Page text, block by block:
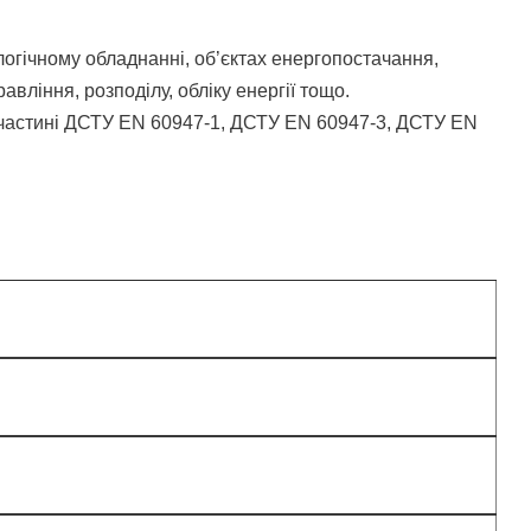
обладнанні, об’єктах енергопостачання,
розподілу, обліку енергії тощо.
частині ДСТУ EN 60947-1, ДСТУ EN 60947-3, ДСТУ EN